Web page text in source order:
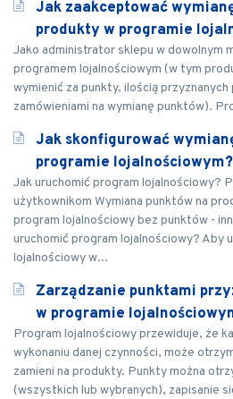
Jak zaakceptować
produkty w programie
Jako administrator sklepu w dowolnym
programem lojalnościowym (w tym
wymienić za punkty, ilością
zamówieniami na wymianę punktów).
Jak skonfigurować
programie lojalnościowym?
Jak uruchomić program lojalnościowy?
użytkownikom Wymiana punktów na
program lojalnościowy bez punktów -
uruchomić program lojalnościowy? Aby
lojalnościowy w...
Zarządzanie punktami
w programie
Program lojalnościowy przewiduje, że
wykonaniu danej czynności, może
zamieni na produkty. Punkty można
(wszystkich lub wybranych), zapisanie